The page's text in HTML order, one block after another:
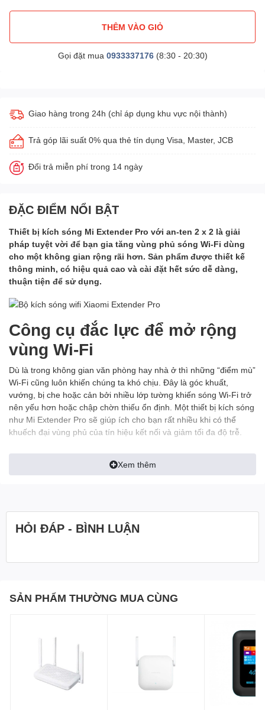
THÊM VÀO GIỎ
Gọi đặt mua 0933337176(8:30 - 20:30)
Giao hàng trong 24h (chỉ áp dụng khu vực nội thành)
Trả góp lãi suất 0% qua thẻ tín dụng Visa, Master, JCB
Đổi trả miễn phí trong 14 ngày
ĐẶC ĐIỂM NỔI BẬT
Thiết bị kích sóng Mi Extender Pro với an-ten 2 x 2 là giải
pháp tuyệt vời để bạn gia tăng vùng phủ sóng Wi-Fi dùng
cho một không gian rộng rãi hơn. Sản phẩm được thiết kế
thông minh, có hiệu quả cao và cài đặt hết sức dễ dàng,
thuận tiện để sử dụng.
Công cụ đắc lực để mở rộng
vùng Wi-Fi
Dù là trong không gian văn phòng hay nhà ở thì những “điểm mù”
Wi-Fi cũng luôn khiến chúng ta khó chịu. Đây là góc khuất,
vướng, bị che hoặc cản bởi nhiều lớp tường khiến sóng Wi-Fi trở
nên yếu hơn hoặc chập chờn thiếu ổn định. Một thiết bị kích sóng
như Mi Extender Pro sẽ giúp ích cho bạn rất nhiều khi có thể
khuếch đại vùng phủ của tín hiệu kết nối và giảm tối đa độ trễ.
Thiết lập dễ dàng hơn bất cứ
đặt bộ kích sóng này gần router Wifi, bật nguồn lên và chờ đèn
bạn chỉ cần rút Mi Extender Pro ra và đặt thiết bị ở bất cứ vị trí
Từ phòng ngủ, phòng tắm tới
ban công
Mi Wi-Fi Range Extender Pro sẽ tiến hành kết nối không dây với
Xem thêm
HỎI ĐÁP - BÌNH LUẬN
SẢN PHẨM THƯỜNG MUA CÙNG